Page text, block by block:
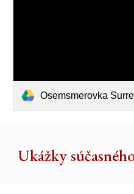
Osemsmerovka
Ukážky